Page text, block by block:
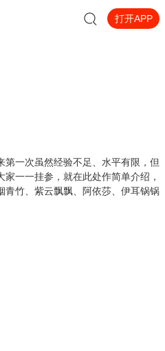
打开APP
第一次虽然经验不足、水平有限，但
一一挂参，就在此处作简单介绍，
青竹、紫云飘飘、阿依莎、伊耳锅锅